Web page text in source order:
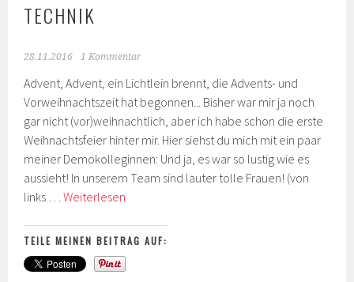
TECHNIK
28.11.2016 1 Kommentar
Advent, Advent, ein Lichtlein brennt, die Advents- und
Vorweihnachtszeit hat begonnen... Bisher war mir ja noch
gar nicht (vor)weihnachtlich, aber ich habe schon die erste
Weihnachtsfeier hinter mir. Hier siehst du mich mit ein paar
meiner Demokolleginnen: Und ja, es war so lustig wie es
aussieht! In unserem Team sind lauter tolle Frauen! (von
links …Weiterlesen
Cut
the
half
TEILE MEINEN BEITRAG AUF: